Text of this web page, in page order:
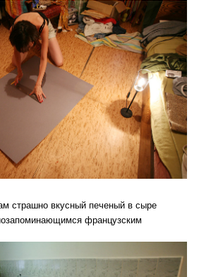
страшно вкусный печеный в сыре
французским